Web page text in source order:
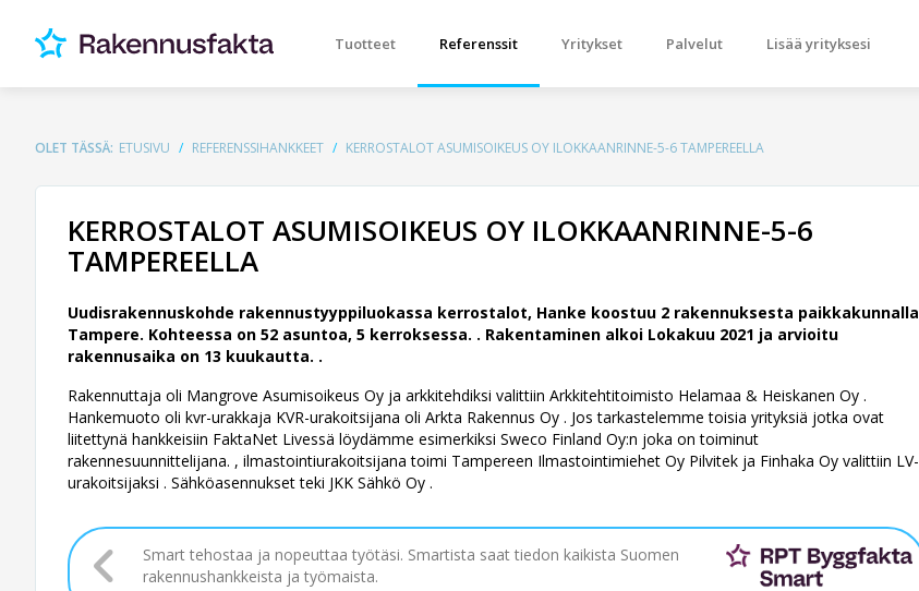
Tuotteet Referenssit Yritykset Palvelut Lisää yrityksesi
OLET TÄSSÄ: ETUSIVU REFERENSSIHANKKEET KERROSTALOT ASUMISOIKEUS OY ILOKKAANRINNE-5-6 TAMPEREELLA
KERROSTALOT ASUMISOIKEUS OY ILOKKAANRINNE-5-6
TAMPEREELLA
Uudisrakennuskohde rakennustyyppiluokassa kerrostalot, Hanke koostuu 2 rakennuksesta paikkakunnalla
Tampere. Kohteessa on 52 asuntoa, 5 kerroksessa. . Rakentaminen alkoi Lokakuu 2021 ja arvioitu
rakennusaika on 13 kuukautta. .
Rakennuttaja oli Mangrove Asumisoikeus Oy ja arkkitehdiksi valittiin Arkkitehtitoimisto Helamaa & Heiskanen Oy .
Hankemuoto oli kvr-urakkaja KVR-urakoitsijana oli Arkta Rakennus Oy . Jos tarkastelemme toisia yrityksiä jotka ovat
liitettynä hankkeisiin FaktaNet Livessä löydämme esimerkiksi Sweco Finland Oy:n joka on toiminut
rakennesuunnittelijana. , ilmastointiurakoitsijana toimi Tampereen Ilmastointimiehet Oy Pilvitek ja Finhaka Oy valittiin LV-
urakoitsijaksi . Sähköasennukset teki JKK Sähkö Oy .
Smart tehostaa ja nopeuttaa työtäsi. Smartista saat tiedon kaikista Suomen
rakennushankkeista ja työmaista.